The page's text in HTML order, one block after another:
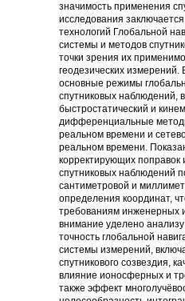
значимость применения
исследования
технологий Глобальной
системы и методов
точки зрения их
геодезических
основные режимы
спутниковых наблюдений,
быстростатический и
дифференциальные
реальном времени и
реальном времени.
корректирующих поправок
спутниковых наблюдений
сантиметровой и
определения координат,
требованиям инженерных
внимание уделено
точность глобальной
системы измерений,
спутникового созвездия,
влияние ионосферных и
также эффект